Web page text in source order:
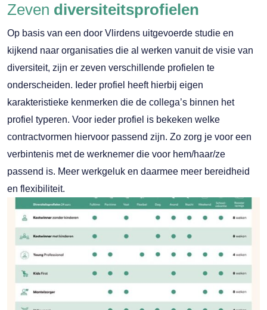
Zeven diversiteitsprofielen
Op basis van een door Vlirdens uitgevoerde studie en
kijkend naar organisaties die al werken vanuit de visie van
diversiteit, zijn er zeven verschillende profielen te
onderscheiden. Ieder profiel heeft hierbij eigen
karakteristieke kenmerken die de collega’s binnen het
profiel typeren. Voor ieder profiel is bekeken welke
contractvormen hiervoor passend zijn. Zo zorg je voor een
verbintenis met de werknemer die voor hem/haar/ze
passend is. Meer werkgeluk en daarmee meer bereidheid
en flexibiliteit.